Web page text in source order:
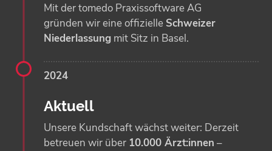
Mit der tomedo Praxissoftware AG
gründen wir eine offizielle Schweizer
Niederlassung mit Sitz in Basel.
2024
Aktuell
Unsere Kundschaft wächst weiter: Derzeit
betreuen wir über 10.000 Ärzt:innen –